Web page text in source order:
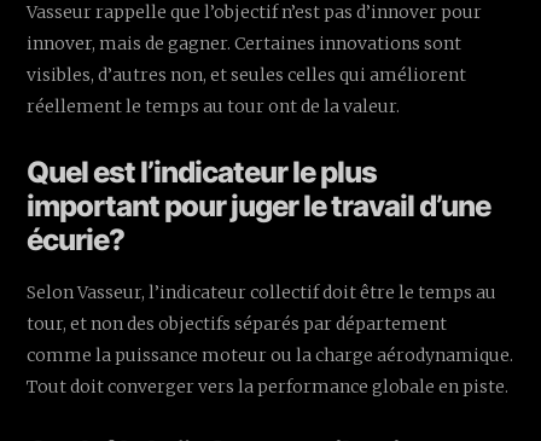
Vasseur rappelle que l’objectif n’est pas d’innover pour
innover, mais de gagner. Certaines innovations sont
visibles, d’autres non, et seules celles qui améliorent
réellement le temps au tour ont de la valeur.
Quel est l’indicateur le plus
important pour juger le travail d’une
écurie?
Selon Vasseur, l’indicateur collectif doit être le temps au
tour, et non des objectifs séparés par département
comme la puissance moteur ou la charge aérodynamique.
Tout doit converger vers la performance globale en piste.